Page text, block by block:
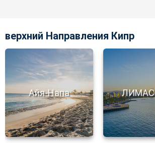
верхний Направления Кипр
Айя-Напа